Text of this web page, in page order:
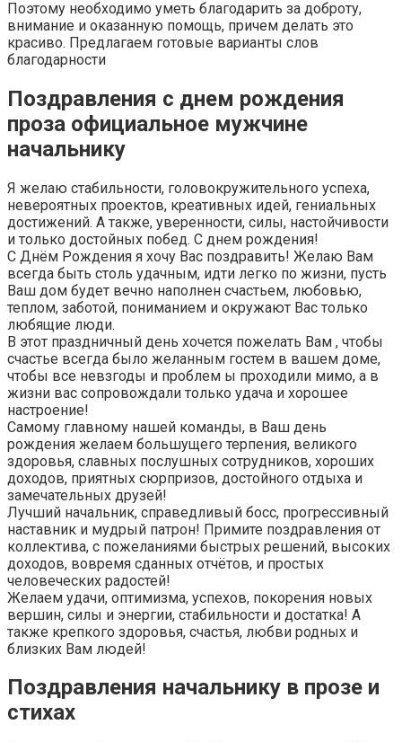
Поэтому необходимо уметь благодарить за доброту,
внимание и оказанную помощь, причем делать это
красиво. Предлагаем готовые варианты слов
благодарности
Поздравления с днем рождения
проза официальное мужчине
начальнику
Я желаю стабильности, головокружительного успеха,
невероятных проектов, креативных идей, гениальных
достижений. А также, уверенности, силы, настойчивости
и только достойных побед. С днем рождения!
С Днём Рождения я хочу Вас поздравить! Желаю Вам
всегда быть столь удачным, идти легко по жизни, пусть
Ваш дом будет вечно наполнен счастьем, любовью,
теплом, заботой, пониманием и окружают Вас только
любящие люди.
В этот праздничный день хочется пожелать Вам , чтобы
счастье всегда было желанным гостем в вашем доме,
чтобы все невзгоды и проблем ы проходили мимо, а в
жизни вас сопровождали только удача и хорошее
настроение!
Самому главному нашей команды, в Ваш день
рождения желаем большущего терпения, великого
здоровья, славных послушных сотрудников, хороших
доходов, приятных сюрпризов, достойного отдыха и
замечательных друзей!
Лучший начальник, справедливый босс, прогрессивный
наставник и мудрый патрон! Примите поздравления от
коллектива, с пожеланиями быстрых решений, высоких
доходов, вовремя сданных отчётов, и простых
человеческих радостей!
Желаем удачи, оптимизма, успехов, покорения новых
вершин, силы и энергии, стабильности и достатка! А
также крепкого здоровья, счастья, любви родных и
близких Вам людей!
Поздравления начальнику в прозе и
стихах